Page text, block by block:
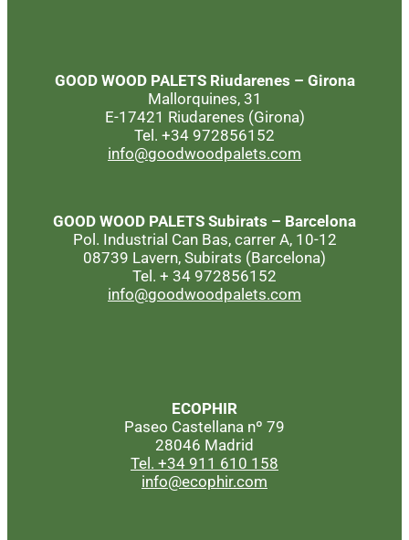
GOOD WOOD PALETS Riudarenes – Girona
Mallorquines, 31
E-17421 Riudarenes (Girona)
Tel. +34 972856152
info@goodwoodpalets.com
GOOD WOOD PALETS Subirats – Barcelona
Pol. Industrial Can Bas, carrer A, 10-12
08739 Lavern, Subirats (Barcelona)
Tel. + 34 972856152
info@goodwoodpalets.com
ECOPHIR
Paseo Castellana nº 79
28046 Madrid
Tel. +34 911 610 158
info@ecophir.com